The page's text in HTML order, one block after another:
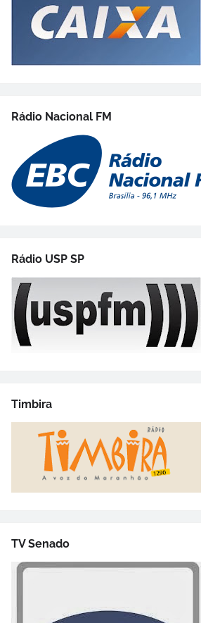
Rádio Nacional FM
Rádio USP SP
Timbira
TV Senado